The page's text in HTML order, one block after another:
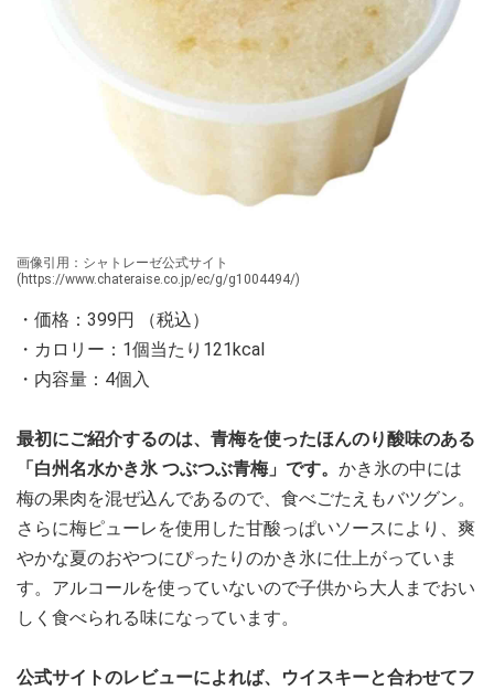
画像引用：シャトレーゼ公式サイト
(https://www.chateraise.co.jp/ec/g/g1004494/)
・価格：399円 （税込）
・カロリー：1個当たり121kcal
・内容量：4個入
最初にご紹介するのは、青梅を使ったほんのり酸味のある
「白州名水かき氷 つぶつぶ青梅」です。 かき氷の中には
梅の果肉を混ぜ込んであるので、食べごたえもバツグン。
さらに梅ピューレを使用した甘酸っぱいソースにより、爽
やかな夏のおやつにぴったりのかき氷に仕上がっていま
す。アルコールを使っていないので子供から大人までおい
しく食べられる味になっています。
公式サイトのレビューによれば、ウイスキーと合わせてフ